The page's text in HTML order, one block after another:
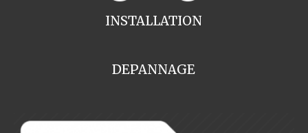
INSTALLATION
DEPANNAGE